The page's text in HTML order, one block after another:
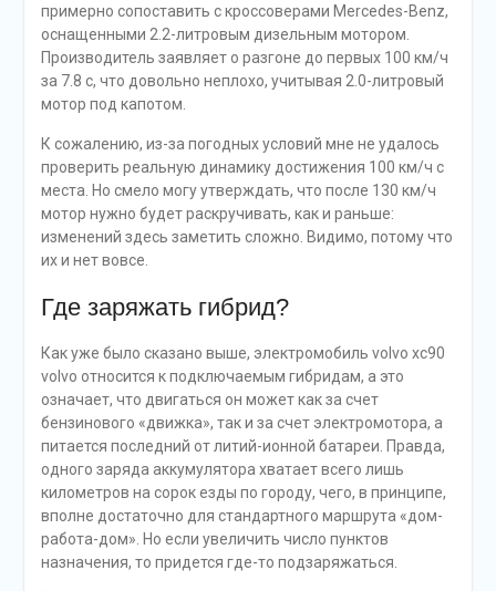
Кстати, похожая индикация говорит и об уровне заряда
батареи: мигающая зеленым светом лампочка под
люком для зарядки говорит о том, что процесс идет. А
когда она просто ровно светиться – о том, что зарядка
наблюдать за этим процессом из салона автомобиля.
Либо при помощи специального мобильного
приложения, ведь в это время вы наверняка
предпочтете не сидеть в машине, а прогуляться по
торговому центру, например…
специальная система защиты от воров в процессе
разблокирована, вытащить кабель зарядки просто
так не удастся. Надо сначала все равно нажать на
кнопку на ключе – «открыть дверь».
Как ездить на электромобиле
Вольво xc90?
На самом деле тут предусмотрено сразу три режима
поездки, что и не удивительно, когда у вас два
двигателя. А переключать эти режимы позволяет